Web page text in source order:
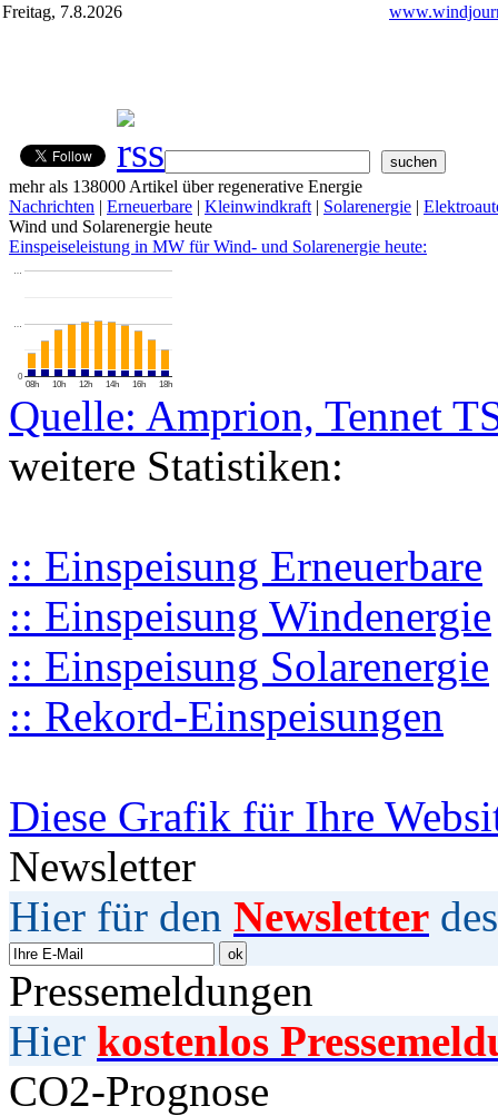
Freitag, 7.8.2026
mehr als 138000 Artikel über regenerative Energie
Nachrichten | Erneuerbare | Kleinwindkraft | Solarenergie |
Wind und Solarenergie heute
Einspeiseleistung in MW für Wind- und Solarenergie heute:
08h 10h 12h 14h 16h 18h
0
…
…
Quelle: Amprion, Tennet
weitere Statistiken:
:: Einspeisung Erneuerbare
:: Einspeisung Windenergie
:: Einspeisung Solarenergie
:: Rekord-Einspeisungen
Diese Grafik für Ihre
Newsletter
Hier für den Newsletter
Pressemeldungen
Hier kostenlos
CO2-Prognose